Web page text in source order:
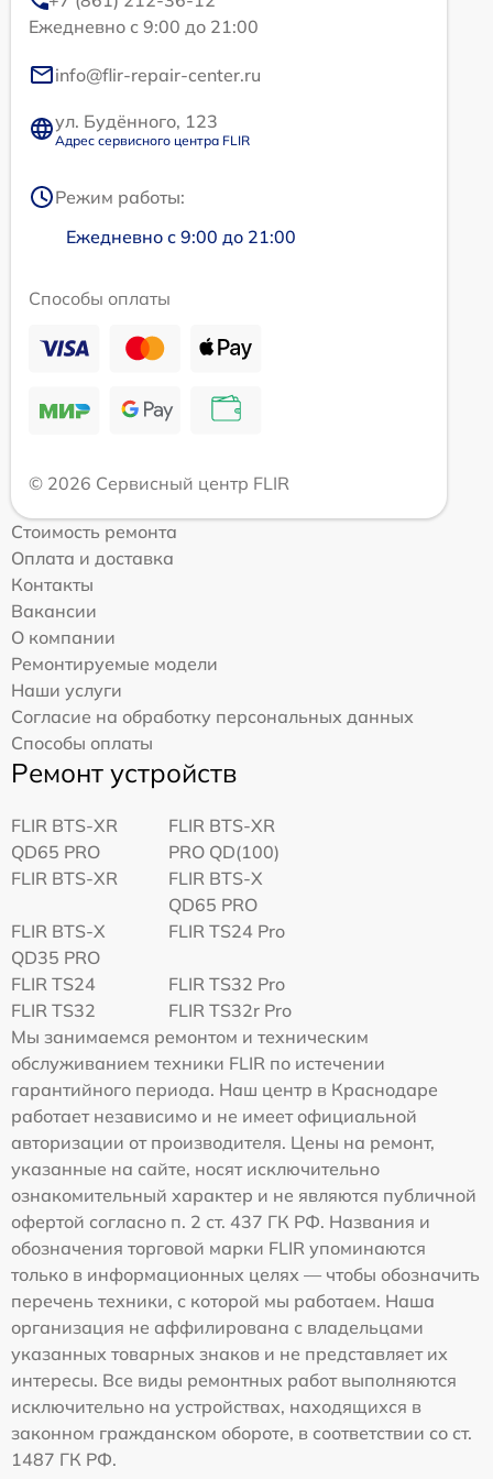
Ежедневно с 9:00 до 21:00
info@flir-repair-center.ru
ул. Будённого, 123
Адрес сервисного центра FLIR
Режим работы:
Ежедневно с 9:00 до 21:00
Способы оплаты
© 2026 Сервисный центр FLIR
Стоимость ремонта
Оплата и доставка
Контакты
Вакансии
О компании
Ремонтируемые модели
Наши услуги
Согласие на обработку персональных данных
Способы оплаты
Ремонт устройств
FLIR BTS-XR
QD65 PRO
FLIR BTS-XR
PRO QD(100)
FLIR BTS-XR
FLIR BTS-X
QD65 PRO
FLIR BTS-X
QD35 PRO
FLIR TS24 Pro
FLIR TS24
FLIR TS32 Pro
FLIR TS32
FLIR TS32r Pro
Мы занимаемся ремонтом и техническим
обслуживанием техники FLIR по истечении
гарантийного периода. Наш центр в Краснодаре
работает независимо и не имеет официальной
авторизации от производителя. Цены на ремонт,
указанные на сайте, носят исключительно
ознакомительный характер и не являются публичной
офертой согласно п. 2 ст. 437 ГК РФ. Названия и
обозначения торговой марки FLIR упоминаются
только в информационных целях — чтобы обозначить
перечень техники, с которой мы работаем. Наша
организация не аффилирована с владельцами
указанных товарных знаков и не представляет их
интересы. Все виды ремонтных работ выполняются
исключительно на устройствах, находящихся в
законном гражданском обороте, в соответствии со ст.
1487 ГК РФ.